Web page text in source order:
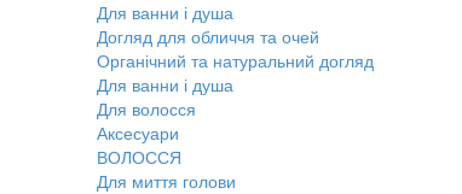
Для ванни і душа
Догляд для обличчя та очей
Органічний та натуральний догляд
Для ванни і душа
Для волосся
Аксесуари
ВОЛОССЯ
Для миття голови